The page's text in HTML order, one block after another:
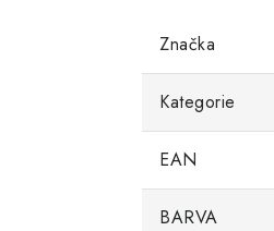
Značka
Kategorie
EAN
BARVA